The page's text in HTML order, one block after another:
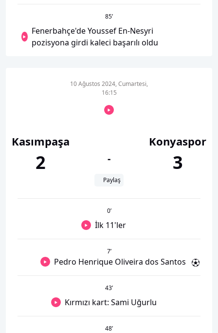
85’
Fenerbahçe'de Youssef En-Nesyri
pozisyona girdi kaleci başarılı oldu
Kasımpaşa
2
10 Ağustos 2024, Cumartesi,
16:15
-
Paylaş
Konyaspor
3
0’
İlk 11'ler
7’
Pedro Henrique Oliveira dos Santos
43’
Kırmızı kart: Sami Uğurlu
48’